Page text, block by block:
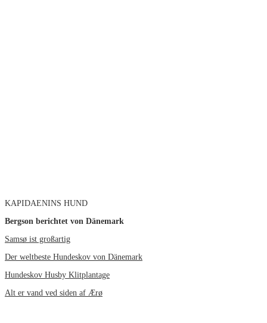
KAPIDAENINS HUND
Bergson berichtet von Dänemark
Samsø ist großartig
Der weltbeste Hundeskov von Dänemark
Hundeskov Husby Klitplantage
Alt er vand ved siden af Ærø